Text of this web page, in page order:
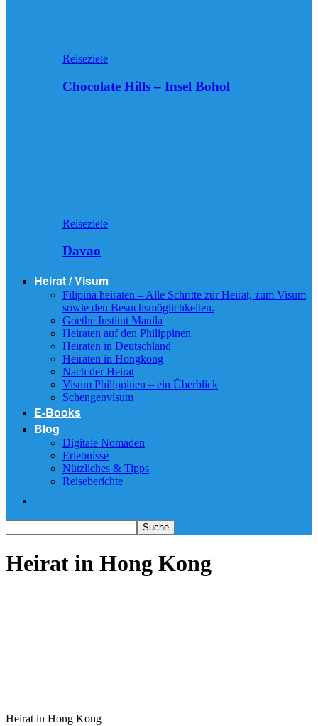
Reiseziele
Chocolate Hills – Insel Bohol
Reiseziele
Davao
Heirat / Visum
Filipina heiraten – Alle Schritte zur Heirat, zum Visum
sowie den Besuchsmöglichkeiten.
Goethe Institut Manila
Heiraten auf den Philippinen
Heiraten in Deutschland
Heiraten in Hongkong
Nach der Heirat
Visum Philippinen – ein Überblick
Schengenvisum
E-Books
Blog
Digitale Nomaden
Erlebnisse
Nützliches & Tipps
Reiseberichte
Heirat in Hong Kong
Heirat in Hong Kong